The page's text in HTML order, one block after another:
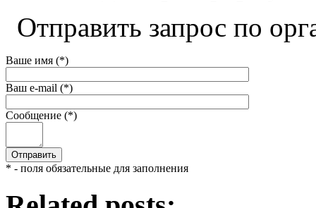
Отправить запрос по
Ваше имя (*)
Ваш e-mail (*)
Сообщение (*)
* - поля обязательные для заполнения